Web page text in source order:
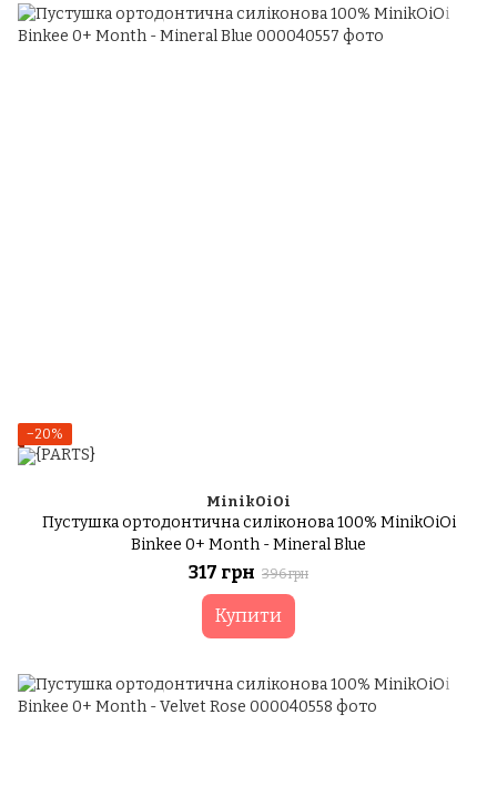
−20%
MinikOiOi
Пустушка ортодонтична силіконова 100% MinikOiOi
Binkee 0+ Month - Mineral Blue
317 грн 396 грн
Купити